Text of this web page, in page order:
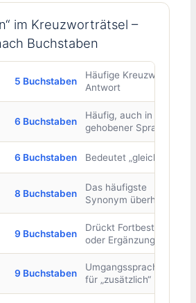
im Kreuzworträtsel –
Buchstaben
5 Buchstaben
Häufige Kreuzwort-
Antwort
6 Buchstaben
Häufig, auch in
gehobener Sprache
6 Buchstaben Bedeutet „gleichfalls“
8 Buchstaben
Das häufigste
Synonym überhaupt
9 Buchstaben
Drückt Fortbestand
oder Ergänzung aus
9 Buchstaben
Umgangssprachlich
für „zusätzlich“